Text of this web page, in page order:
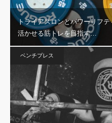
トライアスロンとパワーリフ
活かせる筋トレを目指す…
ベンチプレス